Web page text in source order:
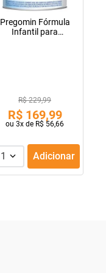
Pregomin Fórmula
Infantil para
R$ 229,99
R$ 169,99
ou 3x de R$ 56,66
1 Adicionar